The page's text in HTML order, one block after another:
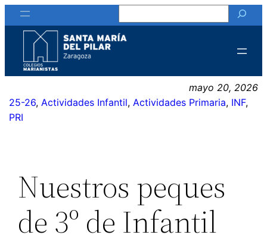
Saltar
al
contenido
mayo 20, 2026
25-26, Actividades Infantil, Actividades Primaria, INF
PRI
Nuestros peques
de 3º de Infantil